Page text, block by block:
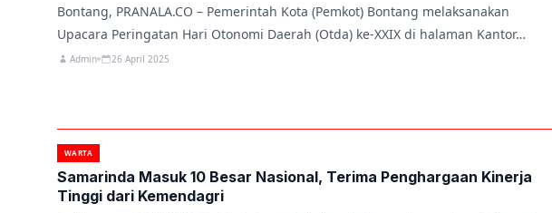
Bontang, PRANALA.CO – Pemerintah Kota (Pemkot) Bontang melaksanakan
Upacara Peringatan Hari Otonomi Daerah (Otda) ke-XXIX di halaman Kantor…
Admin 26 April 2025
WARTA
Samarinda Masuk 10 Besar Nasional, Terima Penghargaan Kinerja
Tinggi dari Kemendagri